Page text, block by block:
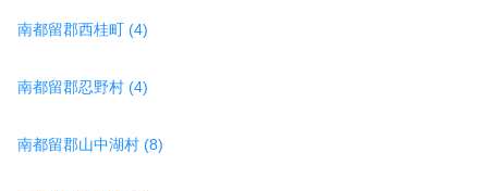
南都留郡西桂町 (4)
南都留郡忍野村 (4)
南都留郡山中湖村 (8)